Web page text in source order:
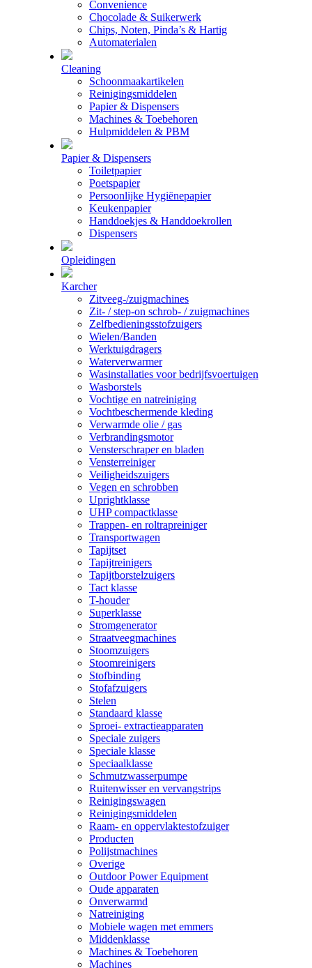
Convenience
Chocolade & Suikerwerk
Chips, Noten, Pinda’s & Hartig
Automaterialen
Cleaning
Schoonmaakartikelen
Reinigingsmiddelen
Papier & Dispensers
Machines & Toebehoren
Hulpmiddelen & PBM
Papier & Dispensers
Toiletpapier
Poetspapier
Persoonlijke Hygiënepapier
Keukenpapier
Handdoekjes & Handdoekrollen
Dispensers
Opleidingen
Karcher
Zitveeg-/zuigmachines
Zit- / step-on schrob- / zuigmachines
Zelfbedieningsstofzuigers
Wielen/Banden
Werktuigdragers
Waterverwarmer
Wasinstallaties voor bedrijfsvoertuigen
Wasborstels
Vochtige en natreiniging
Vochtbeschermende kleding
Verwarmde olie / gas
Verbrandingsmotor
Vensterschraper en bladen
Vensterreiniger
Veiligheidszuigers
Vegen en schrobben
Uprightklasse
UHP compactklasse
Trappen- en roltrapreiniger
Transportwagen
Tapijtset
Tapijtreinigers
Tapijtborstelzuigers
Tact klasse
T-houder
Superklasse
Stromgenerator
Straatveegmachines
Stoomzuigers
Stoomreinigers
Stofbinding
Stofafzuigers
Stelen
Standaard klasse
Sproei- extractieapparaten
Speciale zuigers
Speciale klasse
Speciaalklasse
Schmutzwasserpumpe
Ruitenwisser en vervangstrips
Reinigingswagen
Reinigingsmiddelen
Raam- en oppervlaktestofzuiger
Producten
Polijstmachines
Overige
Outdoor Power Equipment
Oude apparaten
Onverwarmd
Natreiniging
Mobiele wagen met emmers
Middenklasse
Machines & Toebehoren
Machines